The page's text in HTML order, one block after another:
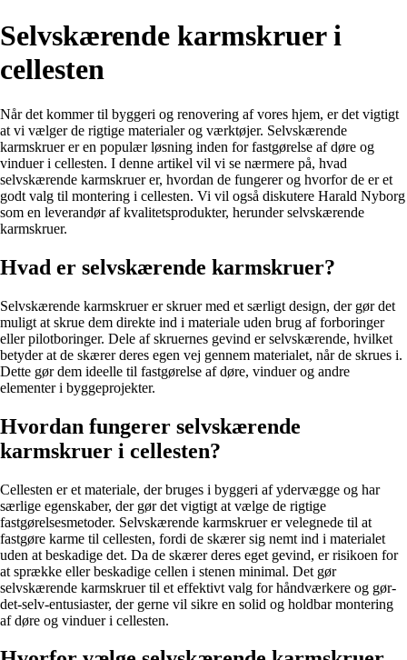
Selvskærende karmskruer i
cellesten
Når det kommer til byggeri og renovering af vores hjem, er det vigtigt
at vi vælger de rigtige materialer og værktøjer. Selvskærende
karmskruer er en populær løsning inden for fastgørelse af døre og
vinduer i cellesten. I denne artikel vil vi se nærmere på, hvad
selvskærende karmskruer er, hvordan de fungerer og hvorfor de er et
godt valg til montering i cellesten. Vi vil også diskutere Harald Nyborg
som en leverandør af kvalitetsprodukter, herunder selvskærende
karmskruer.
Hvad er selvskærende karmskruer?
Selvskærende karmskruer er skruer med et særligt design, der gør det
muligt at skrue dem direkte ind i materiale uden brug af forboringer
eller pilotboringer. Dele af skruernes gevind er selvskærende, hvilket
betyder at de skærer deres egen vej gennem materialet, når de skrues i.
Dette gør dem ideelle til fastgørelse af døre, vinduer og andre
elementer i byggeprojekter.
Hvordan fungerer selvskærende
karmskruer i cellesten?
Cellesten er et materiale, der bruges i byggeri af ydervægge og har
særlige egenskaber, der gør det vigtigt at vælge de rigtige
fastgørelsesmetoder. Selvskærende karmskruer er velegnede til at
fastgøre karme til cellesten, fordi de skærer sig nemt ind i materialet
uden at beskadige det. Da de skærer deres eget gevind, er risikoen for
at sprække eller beskadige cellen i stenen minimal. Det gør
selvskærende karmskruer til et effektivt valg for håndværkere og gør-
det-selv-entusiaster, der gerne vil sikre en solid og holdbar montering
af døre og vinduer i cellesten.